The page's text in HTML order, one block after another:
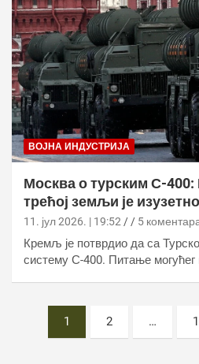
ВОЈНА ИНДУСТРИЈА
Москва о турским С-
трећој земљи је
11. јул 2026. | 19:52 5
Кремљ је потврдио да са
систему С-400. Питање
пагинатион
1 2 …